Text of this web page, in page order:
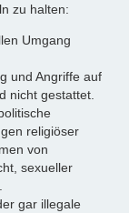
zu halten:
Umgang
und Angriffe auf
nicht gestattet.
religiöser
von
sexueller
gar illegale